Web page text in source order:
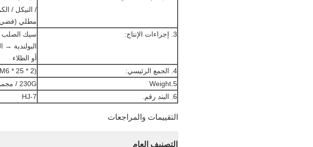
/ النيكل /
مطلي (فضي
3. إجراءات الإنتاج:
سيك
البولندية →
أو الطلاء
4. الجمع الرئيسي:
(H-5 * 2 + H-6 * 2 + M6 * 25 * 2)
5.Weight
230G / مجموعة
6. البند رقم.
HJ-7
التقييمات والمراجعات
التصنيف العام